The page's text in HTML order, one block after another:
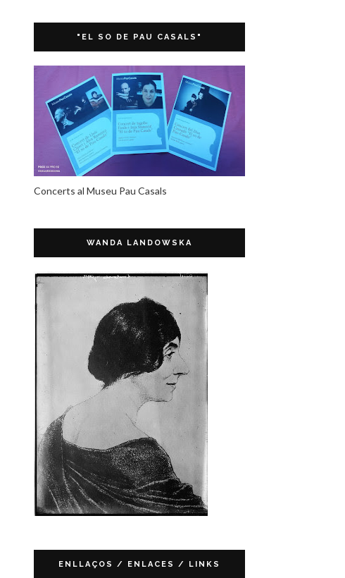
"EL SO DE PAU CASALS"
Concerts al Museu Pau Casals
WANDA LANDOWSKA
ENLLAÇOS / ENLACES / LINKS